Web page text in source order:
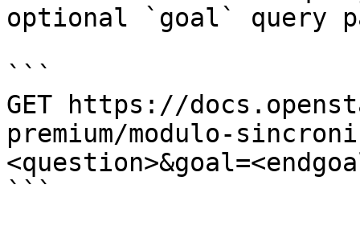
optional `goal` query
```
GET https://
premium/modulo-
```